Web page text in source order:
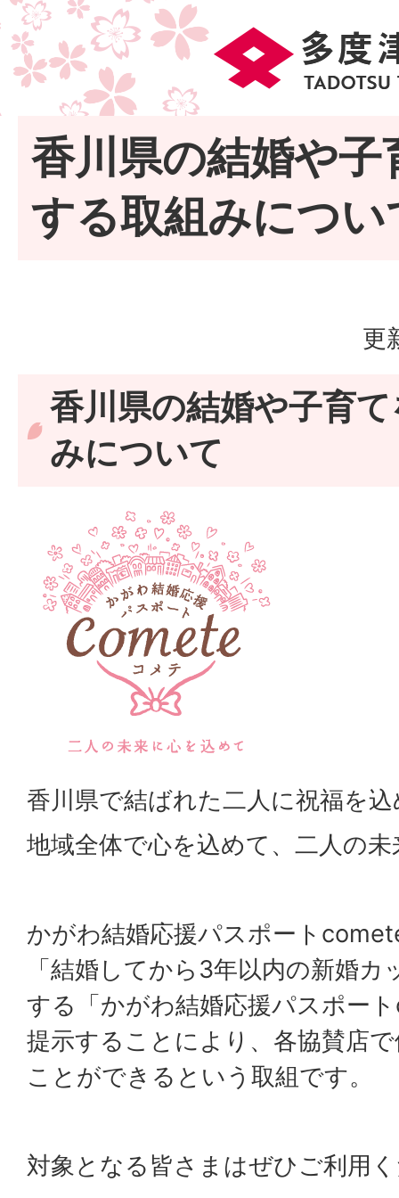
香川県の結婚や子
する取組みについ
更
香川県の結婚や子育
みについて
香川県で結ばれた二人に祝福を
地域全体で心を込めて、二人の
かがわ結婚応援パスポート
「結婚してから3年以内の新婚
する「かがわ結婚応援パスポー
提示することにより、各協賛店
ことができるという取組です。
対象となる皆さまはぜひご利用